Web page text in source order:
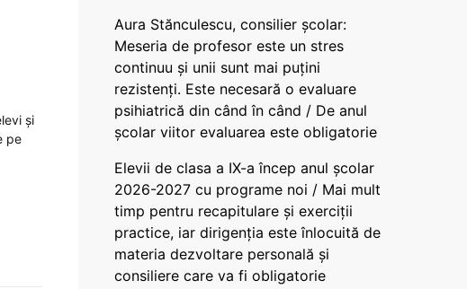
și
pe
Aura Stănculescu, consilier școlar:
Meseria de profesor este un stres
continuu și unii sunt mai puțini
rezistenți. Este necesară o evaluare
psihiatrică din când în când / De anul
școlar viitor evaluarea este obligatorie
Elevii de clasa a IX-a încep anul școlar
2026-2027 cu programe noi / Mai mult
timp pentru recapitulare și exerciții
practice, iar dirigenția este înlocuită de
materia dezvoltare personală și
consiliere care va fi obligatorie